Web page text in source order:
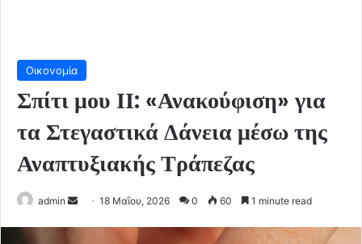
Οικονομία
Σπίτι μου ΙΙ: «Ανακούφιση» για
τα Στεγαστικά Δάνεια μέσω της
Αναπτυξιακής Τράπεζας
admin
Send18 Μαΐου, 2026 0 60 1 minute read